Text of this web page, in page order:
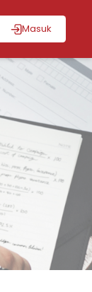
Masuk